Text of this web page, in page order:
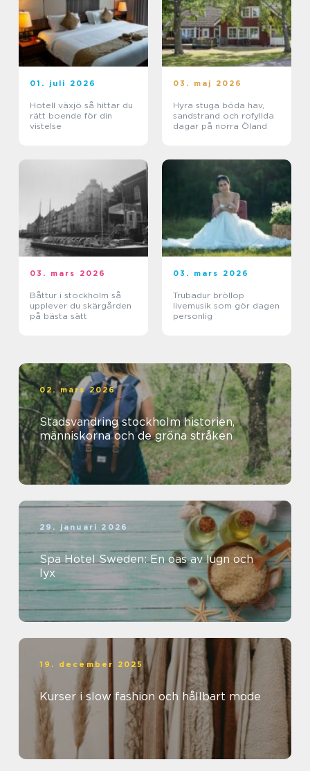
01. juli 2026
Hotell växjö så hittar du
rätt boende för din
vistelse
03. maj 2026
Hyra stuga böda hav,
sandstrand och rofyllda
dagar på norra Öland
03. mars 2026
Båttur i stockholm så
upplever du skärgården
på bästa sätt
03. mars 2026
Trubadur bröllop
livemusik som gör dagen
personlig
02. mars 2026
Stadsvandring stockholm historien,
människorna och de gröna stråken
29. januari 2026
Spa Hotel Sweden: En oas av lugn och
lyx
19. december 2025
Kurser i slow fashion och hållbart mode